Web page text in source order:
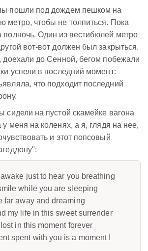
пошли под дождем пешком на
метро, чтобы не толпиться. Пока
полночь. Один из вестибюлей метро
вот-вот должен был закрыться.
доехали до Сенной, бегом побежали
успели в последний момент:
что подходит последний
сидели на пустой скамейке вагона
меня на коленях, а я, глядя на нее,
и этот попсовый
awake just to hear you breathing
while you are sleeping
far away and dreaming
my life in this sweet surrender
lost in this moment forever
spent with you is a moment I